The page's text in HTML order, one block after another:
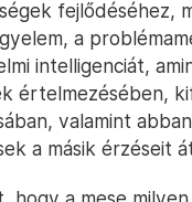
fejlődéséhez,
a
intelligenciát,
értelmezésében,
valamint
a másik érzéseit